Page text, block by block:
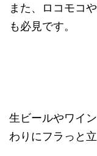
また、ロコモコ
も必見です。
生ビールやワイ
わりにフラっと